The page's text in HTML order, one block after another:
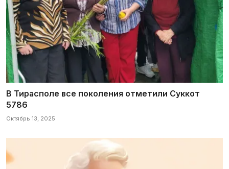
В Тирасполе все поколения отметили Суккот
5786
Октябрь 13, 2025